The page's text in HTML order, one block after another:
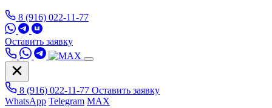
8 (916) 022-11-77
Оставить заявку
8 (916) 022-11-77 Оставить заявку
WhatsApp Telegram MAX